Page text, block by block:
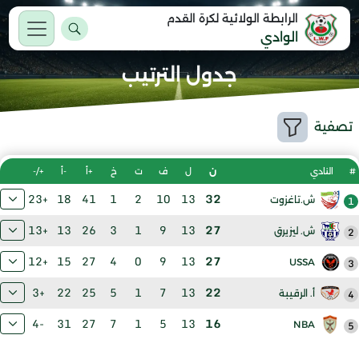
الرابطة الولائية لكرة القدم
الوادي
جدول الترتيب
تصفية
# النادي ن ل ف ت خ +أ -أ +/-
1 ش.تاغزوت 32
13
10
2
1
41
18
+23
2 ش. ليزيرق 27
13
9
1
3
26
13
+13
3
USSA
27
13
9
0
4
27
15
+12
4 أ. الرقيبة 22
13
7
1
5
25
22
+3
5
NBA
16
13
5
1
7
27
31
-4